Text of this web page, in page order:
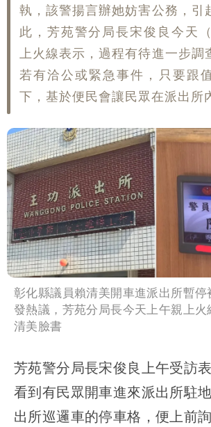
執，該警揚言辦她妨害公務，引
此，芳苑警分局長宋俊良今天
上火線表示，過程有待進一步調
若有洽公或緊急事件，只要跟
下，基於便民會讓民眾在派出所
彰化縣議員賴清美開車進派出所暫停
發熱議，芳苑分局長今天上午親上
清美臉書
芳苑警分局長宋俊良上午受訪
看到有民眾開車進來派出所駐
出所巡邏車的停車格，便上前